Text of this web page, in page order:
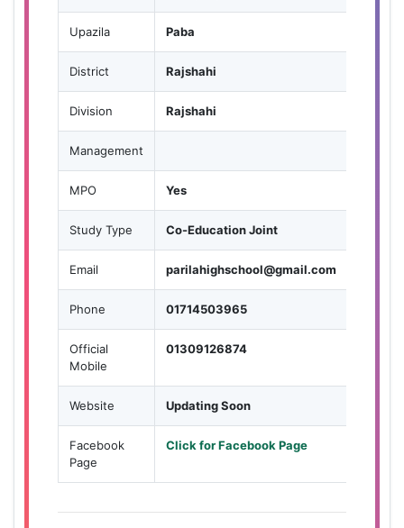
Upazila Paba
District Rajshahi
Division Rajshahi
Management
MPO Yes
Study Type Co-Education Joint
Email parilahighschool@gmail.com
Phone 01714503965
Official
Mobile
01309126874
Website Updating Soon
Facebook
Page
Click for Facebook Page